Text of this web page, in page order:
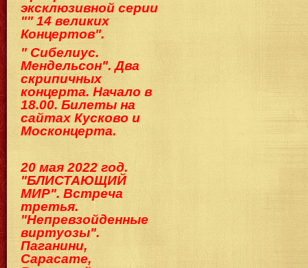
эксклюзивной серии
"" 14 великих
Концертов".
" Сибелиус.
Мендельсон". Два
скрипичных
концерта. Начало в
18.00. Билеты на
сайтах Кусково и
Москонцерта.
20 мая 2022 год.
"БЛИСТАЮЩИЙ
МИР". Встреча
третья.
"Непревзойденные
виртуозы".
Паганини,
Сарасате,